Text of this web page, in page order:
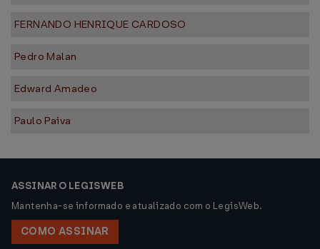
FERNANDO HENRIQUE CARDOSO
Pedro Malan
Edward Amadeo
Paulo Paiva
ASSINAR O LEGISWEB
Mantenha-se informado e atualizado com o LegisWeb.
COMO ASSINAR